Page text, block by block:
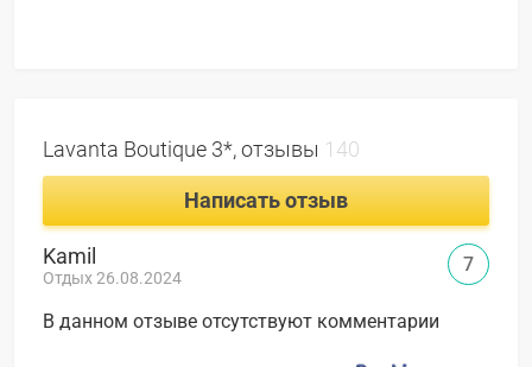
Lavanta Boutique 3*, отзывы 140
Написать отзыв
Kamil
Отдых 26.08.2024
В данном отзыве отсутствуют комментарии
7